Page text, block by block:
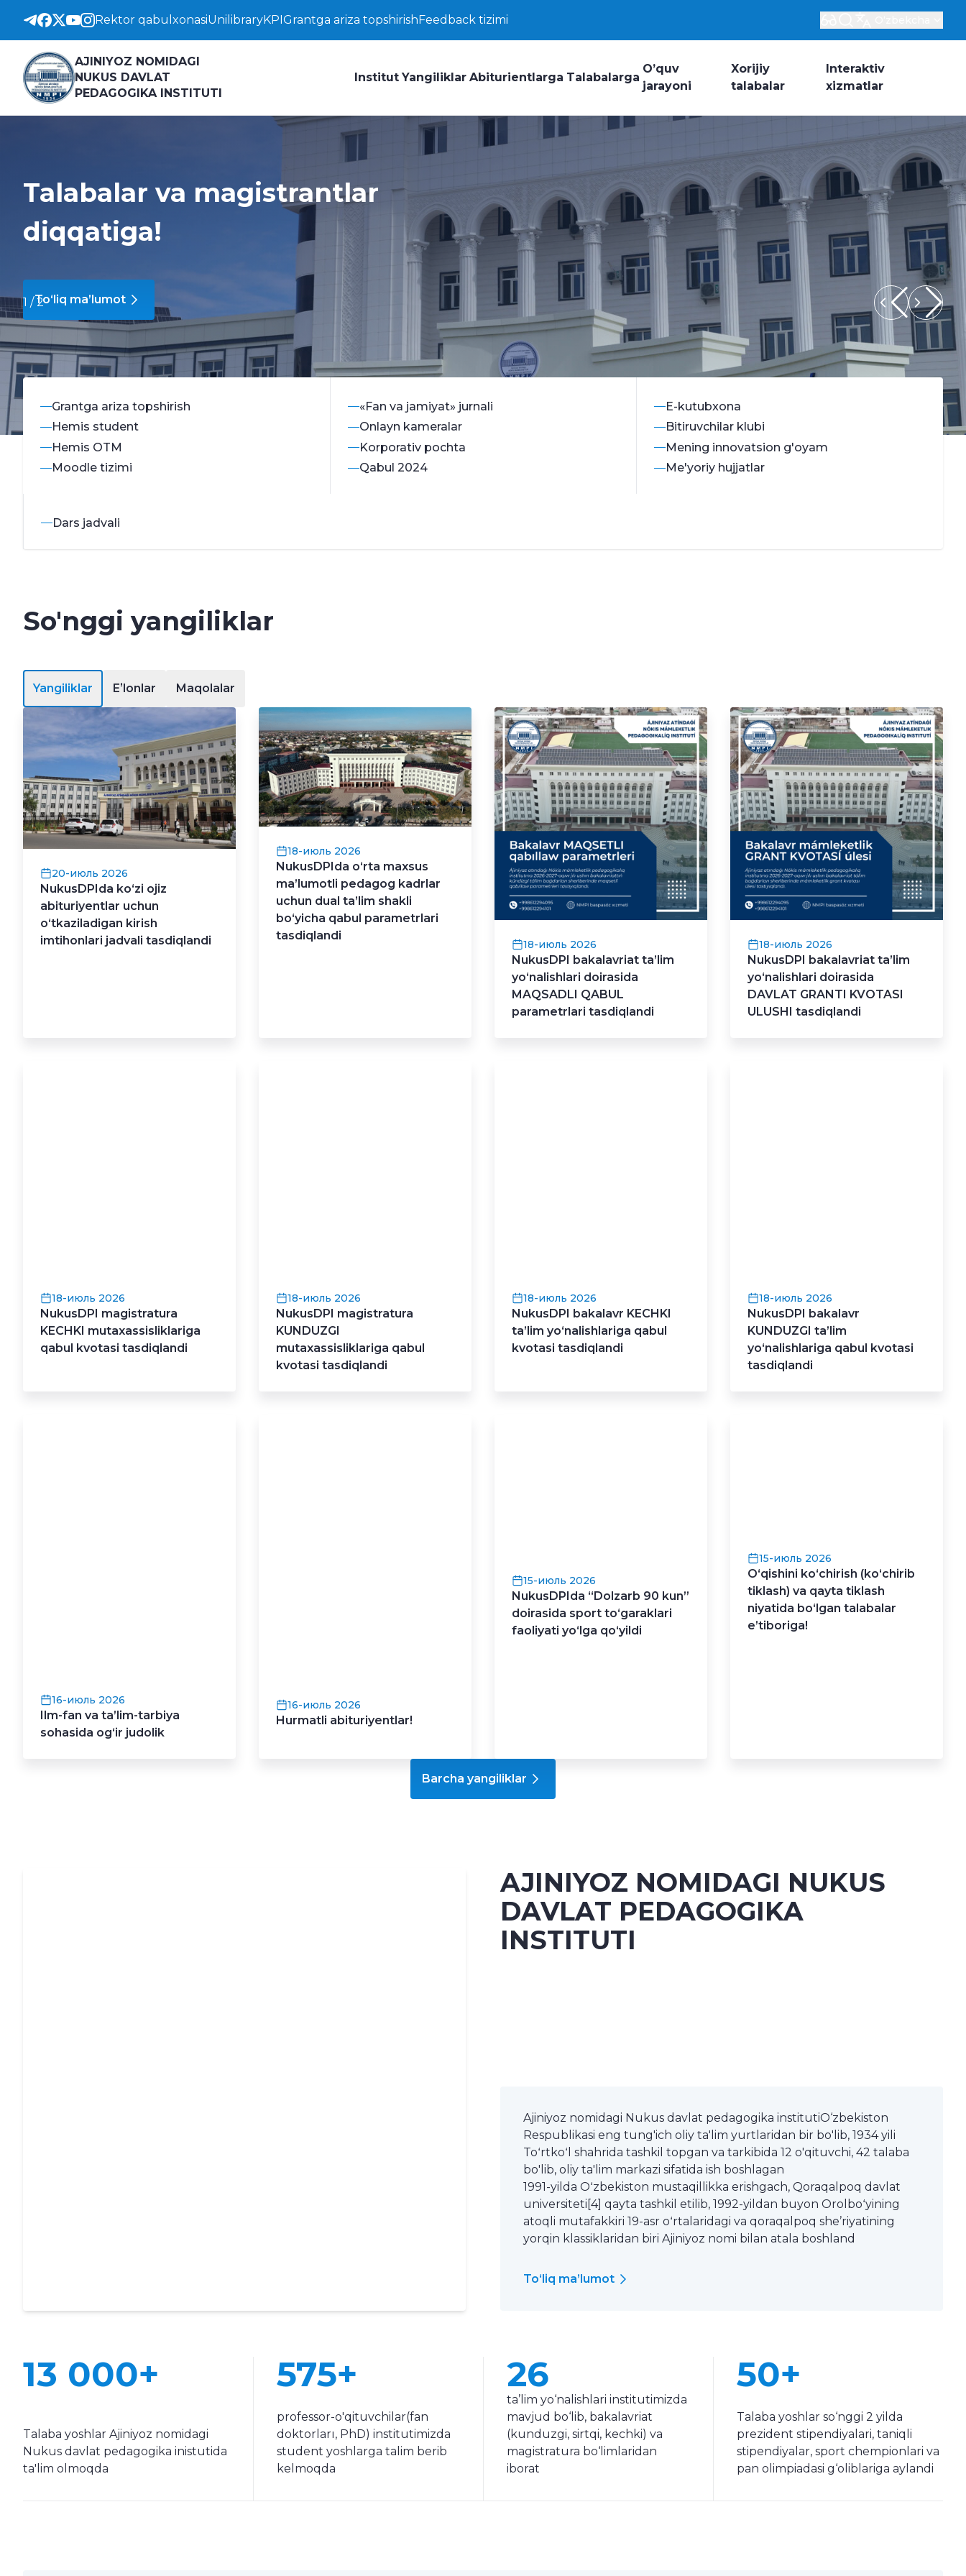
Rektor qabulxonasiUnilibraryKPIGrantga ariza topshirishFeedback tizimi
AJINIYOZ NOMIDAGI
NUKUS DAVLAT
PEDAGOGIKA INSTITUTI
Institut Yangiliklar Abiturientlarga Talabalarga
O’quv
jarayoni
Xorijiy
talabalar
Interaktiv
xizmatlar
Talabalar va magistrantlar
diqqatiga!
To‘liq ma’lumot
1 /2
Grantga ariza topshirish
Hemis student
Hemis OTM
Moodle tizimi
«Fan va jamiyat» jurnali
Onlayn kameralar
Korporativ pochta
Qabul 2024
E-kutubxona
Bitiruvchilar klubi
Mening innovatsion g'oyam
Me'yoriy hujjatlar
Dars jadvali
So'nggi yangiliklar
Yangiliklar Eʼlonlar Maqolalar
20-июль 2026
NukusDPIda ko‘zi ojiz
abituriyentlar uchun
o‘tkaziladigan kirish
imtihonlari jadvali tasdiqlandi
18-июль 2026
NukusDPIda o‘rta maxsus
ma’lumotli pedagog kadrlar
uchun dual ta’lim shakli
bo‘yicha qabul parametrlari
tasdiqlandi
18-июль 2026
NukusDPI bakalavriat ta’lim
yo‘nalishlari doirasida
MAQSADLI QABUL
parametrlari tasdiqlandi
18-июль 2026
NukusDPI bakalavriat ta’lim
yo‘nalishlari doirasida
DAVLAT GRANTI KVOTASI
ULUSHI tasdiqlandi
18-июль 2026
NukusDPI magistratura
KECHKI mutaxassisliklariga
qabul kvotasi tasdiqlandi
18-июль 2026
NukusDPI magistratura
KUNDUZGI
mutaxassisliklariga qabul
kvotasi tasdiqlandi
18-июль 2026
NukusDPI bakalavr KECHKI
ta’lim yo‘nalishlariga qabul
kvotasi tasdiqlandi
18-июль 2026
NukusDPI bakalavr
KUNDUZGI ta’lim
yo‘nalishlariga qabul kvotasi
tasdiqlandi
16-июль 2026
Ilm-fan va ta’lim-tarbiya
sohasida og‘ir judolik
16-июль 2026
Hurmatli abituriyentlar!
15-июль 2026
NukusDPIda “Dolzarb 90 kun”
doirasida sport to‘garaklari
faoliyati yo‘lga qo‘yildi
15-июль 2026
O‘qishini koʻchirish (koʻchirib
tiklash) va qayta tiklash
niyatida bo‘lgan talabalar
e’tiboriga!
Barcha yangiliklar
AJINIYOZ NOMIDAGI NUKUS
DAVLAT PEDAGOGIKA
INSTITUTI
Ajiniyoz nomidagi Nukus davlat pedagogika institutiO‘zbekiston
Respublikasi eng tung'ich oliy ta'lim yurtlaridan bir bo'lib, 1934 yili
Toʻrtkoʻl shahrida tashkil topgan va tarkibida 12 o'qituvchi, 42 talaba
bo'lib, oliy ta'lim markazi sifatida ish boshlagan
1991-yilda Oʻzbekiston mustaqillikka erishgach, Qoraqalpoq davlat
universiteti[4] qayta tashkil etilib, 1992-yildan buyon Orolboʻyining
atoqli mutafakkiri 19-asr oʻrtalaridagi va qoraqalpoq sheʼriyatining
yorqin klassiklaridan biri Ajiniyoz nomi bilan atala boshland
To‘liq ma’lumot
13 000+
Talaba yoshlar Ajiniyoz nomidagi
Nukus davlat pedagogika inistutida
ta'lim olmoqda
575+
professor-o'qituvchilar(fan
doktorları, PhD) institutimizda
student yoshlarga talim berib
kelmoqda
26
ta’lim yo‘nalishlari institutimizda
mavjud bo‘lib, bakalavriat
(kunduzgi, sirtqi, kechki) va
magistratura bo‘limlaridan
iborat
50+
Talaba yoshlar so‘nggi 2 yilda
prezident stipendiyalari, taniqli
stipendiyalar, sport chempionlari va
pan olimpiadasi g‘oliblariga aylandi